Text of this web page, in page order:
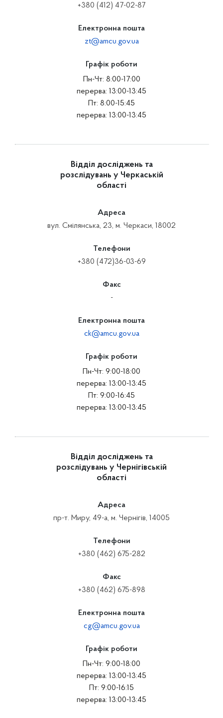
+380 (412) 47-02-87
Електронна пошта
zt@amcu.gov.ua
Графік роботи
Пн-Чт: 8:00-17:00
перерва: 13:00-13:45
Пт: 8:00-15:45
перерва: 13:00-13:45
Відділ досліджень та
розслідувань у Черкаській
області
Адреса
вул. Смілянська, 23, м. Черкаси, 18002
Телефони
+380 (472)36-03-69
Факс
-
Електронна пошта
ck@amcu.gov.ua
Графік роботи
Пн-Чт: 9:00-18:00
перерва: 13:00-13:45
Пт: 9:00-16:45
перерва: 13:00-13:45
Відділ досліджень та
розслідувань у Чернігівській
області
Адреса
пр-т. Миру, 49-а, м. Чернігів, 14005
Телефони
+380 (462) 675-282
Факс
+380 (462) 675-898
Електронна пошта
cg@amcu.gov.ua
Графік роботи
Пн-Чт: 9:00-18:00
перерва: 13:00-13:45
Пт: 9:00-16:15
перерва: 13:00-13:45